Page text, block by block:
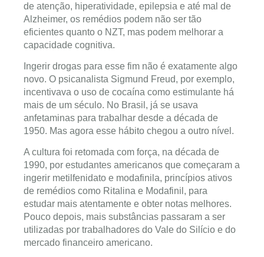
de atenção, hiperatividade, epilepsia e até mal de
Alzheimer, os remédios podem não ser tão
eficientes quanto o NZT, mas podem melhorar a
capacidade cognitiva.
Ingerir drogas para esse fim não é exatamente algo
novo. O psicanalista Sigmund Freud, por exemplo,
incentivava o uso de cocaína como estimulante há
mais de um século. No Brasil, já se usava
anfetaminas para trabalhar desde a década de
1950. Mas agora esse hábito chegou a outro nível.
A cultura foi retomada com força, na década de
1990, por estudantes americanos que começaram a
ingerir metilfenidato e modafinila, princípios ativos
de remédios como Ritalina e Modafinil, para
estudar mais atentamente e obter notas melhores.
Pouco depois, mais substâncias passaram a ser
utilizadas por trabalhadores do Vale do Silício e do
mercado financeiro americano.